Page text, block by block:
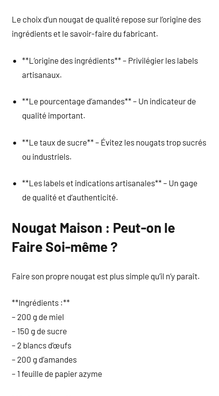
Le choix d’un nougat de qualité repose sur l’origine des
ingrédients et le savoir-faire du fabricant.
**L’origine des ingrédients** – Privilégier les labels
artisanaux.
**Le pourcentage d’amandes** – Un indicateur de
qualité important.
**Le taux de sucre** – Évitez les nougats trop sucrés
ou industriels.
**Les labels et indications artisanales** – Un gage
de qualité et d’authenticité.
Nougat Maison : Peut-on le
Faire Soi-même ?
Faire son propre nougat est plus simple qu’il n’y paraît.
**Ingrédients :**
– 200 g de miel
– 150 g de sucre
– 2 blancs d’œufs
– 200 g d’amandes
– 1 feuille de papier azyme